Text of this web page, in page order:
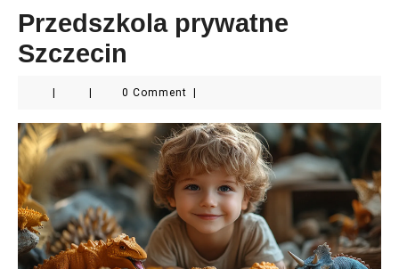
Przedszkola prywatne
Szczecin
0 Comment